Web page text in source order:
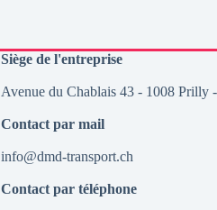
Siège de l'entreprise
Avenue du Chablais 43 - 1008 Prilly
Contact par mail
info@dmd-transport.ch
Contact par téléphone